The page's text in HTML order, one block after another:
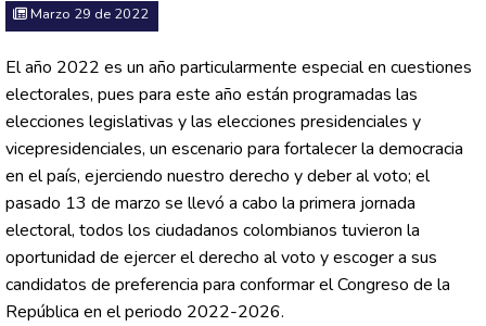
Marzo 29 de 2022
El año 2022 es un año particularmente especial en cuestiones
electorales, pues para este año están programadas las
elecciones legislativas y las elecciones presidenciales y
vicepresidenciales, un escenario para fortalecer la democracia
en el país, ejerciendo nuestro derecho y deber al voto; el
pasado 13 de marzo se llevó a cabo la primera jornada
electoral, todos los ciudadanos colombianos tuvieron la
oportunidad de ejercer el derecho al voto y escoger a sus
candidatos de preferencia para conformar el Congreso de la
República en el periodo 2022-2026.